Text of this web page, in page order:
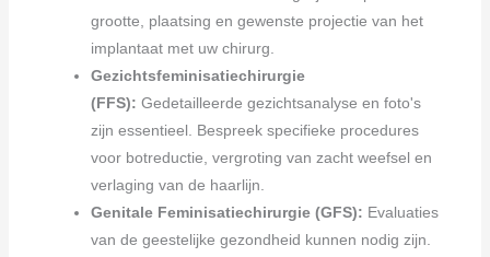
grootte, plaatsing en gewenste projectie van het
implantaat met uw chirurg.
Gezichtsfeminisatiechirurgie
(FFS): Gedetailleerde gezichtsanalyse en foto's
zijn essentieel. Bespreek specifieke procedures
voor botreductie, vergroting van zacht weefsel en
verlaging van de haarlijn.
Genitale Feminisatiechirurgie (GFS): Evaluaties
van de geestelijke gezondheid kunnen nodig zijn.